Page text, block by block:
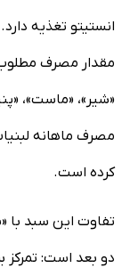
انستیتو تغذیه
مقدار مصرف مطلوب
«شیر»، «ماست»،
کرده است.
تفاوت این سبد با
دو بعد است: تمرکز